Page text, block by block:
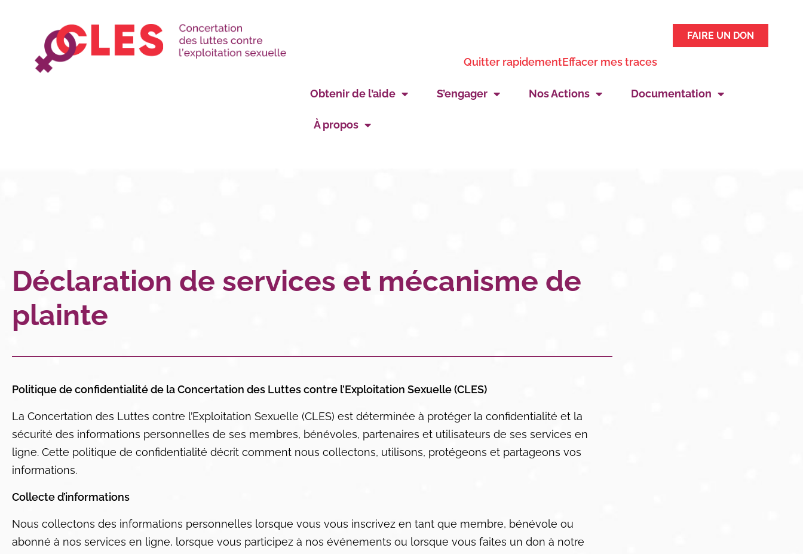
FAIRE UN DON
Quitter rapidementEffacer mes traces
Obtenir de l’aide S’engager Nos Actions Documentation
À propos
Déclaration de services et mécanisme de
plainte
Politique de confidentialité de la Concertation des Luttes contre l’Exploitation Sexuelle (CLES)
La Concertation des Luttes contre l’Exploitation Sexuelle (CLES) est déterminée à protéger la confidentialité et la
sécurité des informations personnelles de ses membres, bénévoles, partenaires et utilisateurs de ses services en
ligne. Cette politique de confidentialité décrit comment nous collectons, utilisons, protégeons et partageons vos
informations.
Collecte d’informations
Nous collectons des informations personnelles lorsque vous vous inscrivez en tant que membre, bénévole ou
abonné à nos services en ligne, lorsque vous participez à nos événements ou lorsque vous faites un don à notre